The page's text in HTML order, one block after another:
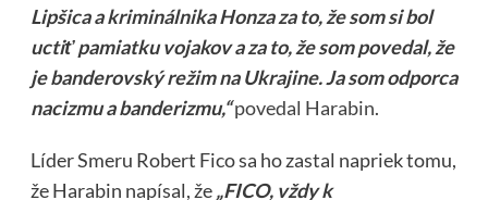
Lipšica a kriminálnika Honza za to, že som si bol
uctiť pamiatku vojakov a za to, že som povedal, že
je banderovský režim na Ukrajine. Ja som odporca
nacizmu a banderizmu,“povedal Harabin.
Líder Smeru Robert Fico sa ho zastal napriek tomu,
že Harabin napísal, že„FICO, vždy k